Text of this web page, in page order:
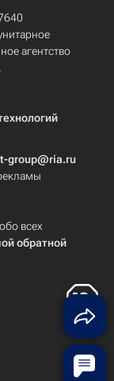
агентство
group@ria.ru
всех
обратной